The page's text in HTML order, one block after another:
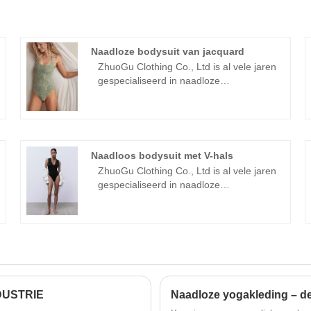
Naadloze bodysuit van jacquard
ZhuoGu Clothing Co., Ltd is al vele jaren
gespecialiseerd in naadloze
zullen ons altijd houden aan het doel
"kwaliteit, geloofwaardigheid", met
wetenschappelijke
managementmethoden , een sterke
welkom vrienden uit alle geledingen van
de samenleving die op bezoek komen,
begeleiding en zakelijke
Naadloos bodysuit met V-hals
ZhuoGu Clothing Co., Ltd is al vele jaren
gespecialiseerd in naadloze
geloofwaardigheid", met
wetenschappelijke management
methoden, sterke technische werking,
Naadloze yogakleding –